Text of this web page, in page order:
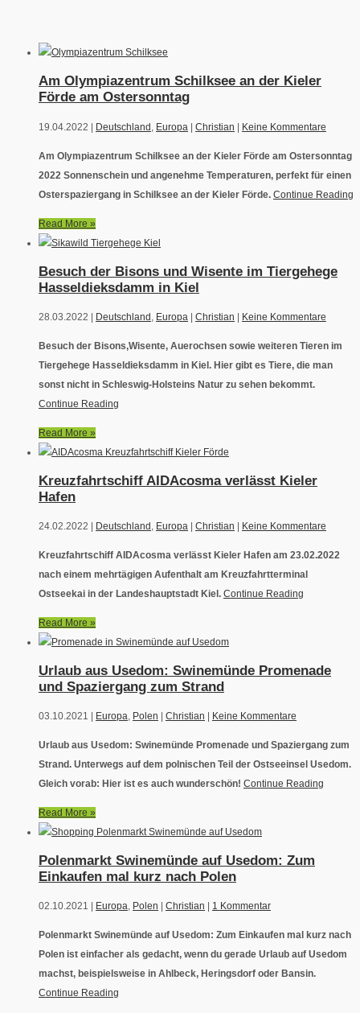
Am Olympiazentrum Schilksee an der Kieler
Förde am Ostersonntag
19.04.2022 | Deutschland Europa | Christian | Keine Kommentare
Am Olympiazentrum Schilksee an der Kieler Förde am Ostersonntag
2022 Sonnenschein und angenehme Temperaturen, perfekt für einen
Osterspaziergang in Schilksee an der Kieler Förde. Continue Reading
Read More »
Besuch der Bisons und Wisente im Tiergehege
Hasseldieksdamm in Kiel
28.03.2022 | Deutschland Europa | Christian | Keine Kommentare
Besuch der Bisons,Wisente, Auerochsen sowie weiteren Tieren im
Tiergehege Hasseldieksdamm in Kiel. Hier gibt es Tiere, die man
sonst nicht in Schleswig-Holsteins Natur zu sehen bekommt.
Continue Reading
Read More »
Kreuzfahrtschiff AIDAcosma verlässt Kieler
Hafen
24.02.2022 | Deutschland , Europa Christian Keine Kommentare
Kreuzfahrtschiff AIDAcosma verlässt Kieler Hafen am 23.02.2022
nach einem mehrtägigen Aufenthalt am Kreuzfahrtterminal
Ostseekai in der Landeshauptstadt Kiel. Continue Reading
Read More »
Urlaub aus Usedom: Swinemünde Promenade
und Spaziergang zum Strand
03.10.2021 | Europa, Polen Christian Keine Kommentare
Urlaub aus Usedom: Swinemünde Promenade und Spaziergang zum
Strand. Unterwegs auf dem polnischen Teil der Ostseeinsel Usedom.
Gleich vorab: Hier ist es auch wunderschön! Continue Reading
Read More »
Polenmarkt Swinemünde auf Usedom: Zum
Einkaufen mal kurz nach Polen
02.10.2021 | Europa, Polen Christian 1 Kommentar
Polenmarkt Swinemünde auf Usedom: Zum Einkaufen mal kurz nach
Polen ist einfacher als gedacht, wenn du gerade Urlaub auf Usedom
machst, beispielsweise in Ahlbeck, Heringsdorf oder Bansin.
Continue Reading